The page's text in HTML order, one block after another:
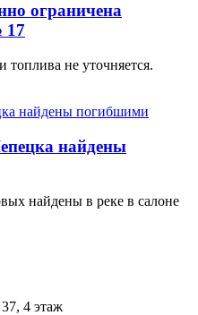
ограничена
17
не уточняется.
найдены
найдены в реке в салоне
4 этаж